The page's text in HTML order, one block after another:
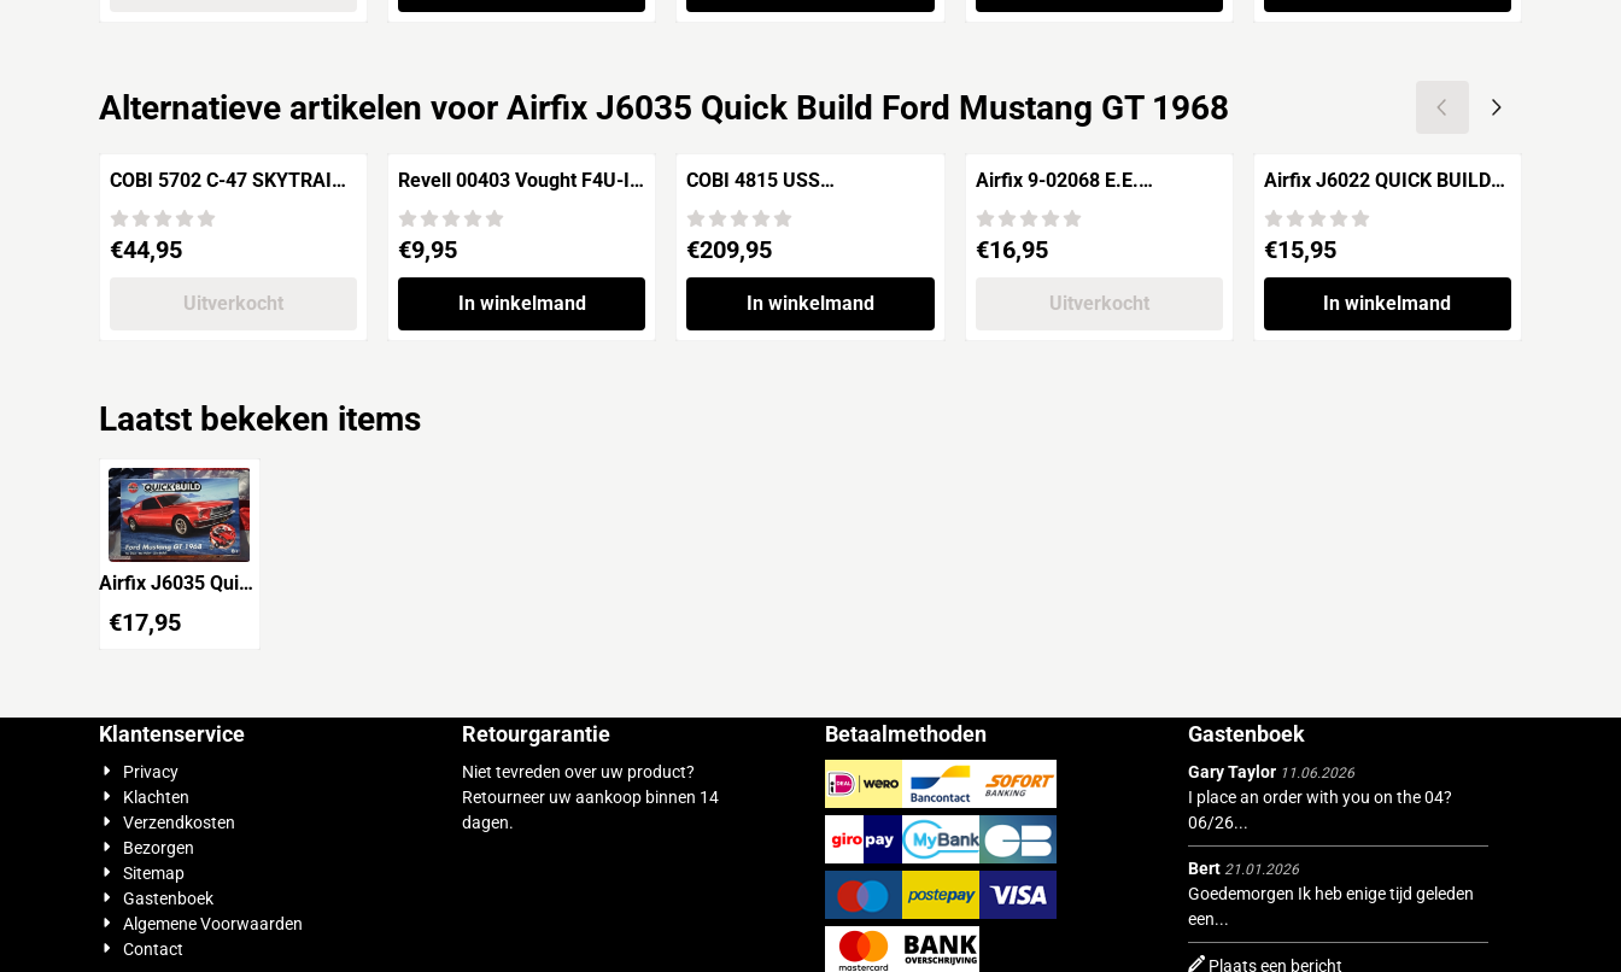
Alternatieve artikelen voor Airfix J6035 Quick Build Ford Mustang GT 1968
COBI 5702 C-47 SKYTRAIN
Prijs: 44,95
€44,95
Uitverkocht
Revell 00403 Vought F4U-I
Prijs: 9,95
€9,95
In winkelmand
COBI 4815 USS
Aircraft Carrier WWII
Prijs: 209,95
€209,95
In winkelmand
Airfix 9-02068 E.E.
Prijs: 16,95
€16,95
Uitverkocht
Airfix J6022 QUICK BUILD
Prijs: 15,95
€15,95
In winkelmand
Laatst bekeken items
Airfix J6035 Quick
Mustang GT 1968
€17,95
Klantenservice
Privacy
Klachten
Verzendkosten
Bezorgen
Sitemap
Gastenboek
Algemene Voorwaarden
Contact
Retourgarantie
Niet tevreden over uw product?
Retourneer uw aankoop binnen 14
dagen.
Betaalmethoden Gastenboek
Gary Taylor 11.06.2026
I place an order with you on the 04?
06/26...
Bert 21.01.2026
Goedemorgen Ik heb enige tijd geleden
een...
Plaats een bericht